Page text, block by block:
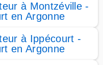
à Montzéville -
en Argonne
à Ippécourt -
en Argonne